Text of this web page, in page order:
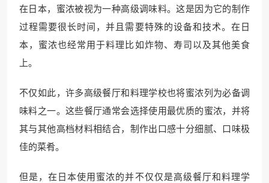
在日本，蜜浓被视为一种高级调味料。这是因为它的制作
过程需要很长时间，并且需要特殊的设备和技术。在日
本，蜜浓也经常用于料理比如炸物、寿司以及其他美食
上。
不仅如此，许多高级餐厅和料理学校也将蜜浓列为必备调
味料之一。这些餐厅通常会选择使用最优质的蜜浓，并将
其与其他高档材料相结合，制作出口感十分细腻、口味极
佳的菜肴。
但是，在日本使用蜜浓的并不仅仅是高级餐厅和料理学